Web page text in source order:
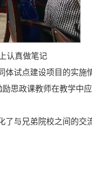
认真做笔记
试点建设项目的实施
思政课教师在教学中
与兄弟院校之间的